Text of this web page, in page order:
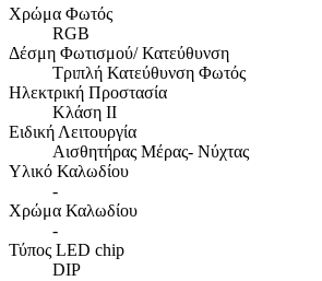
Χρώμα Φωτός
RGB
Δέσμη Φωτισμού/ Κατεύθυνση
Τριπλή Κατεύθυνση Φωτός
Ηλεκτρική Προστασία
Κλάση ΙΙ
Ειδική Λειτουργία
Αισθητήρας Μέρας- Νύχτας
Υλικό Καλωδίου
-
Χρώμα Καλωδίου
-
Τύπος LED chip
DIP